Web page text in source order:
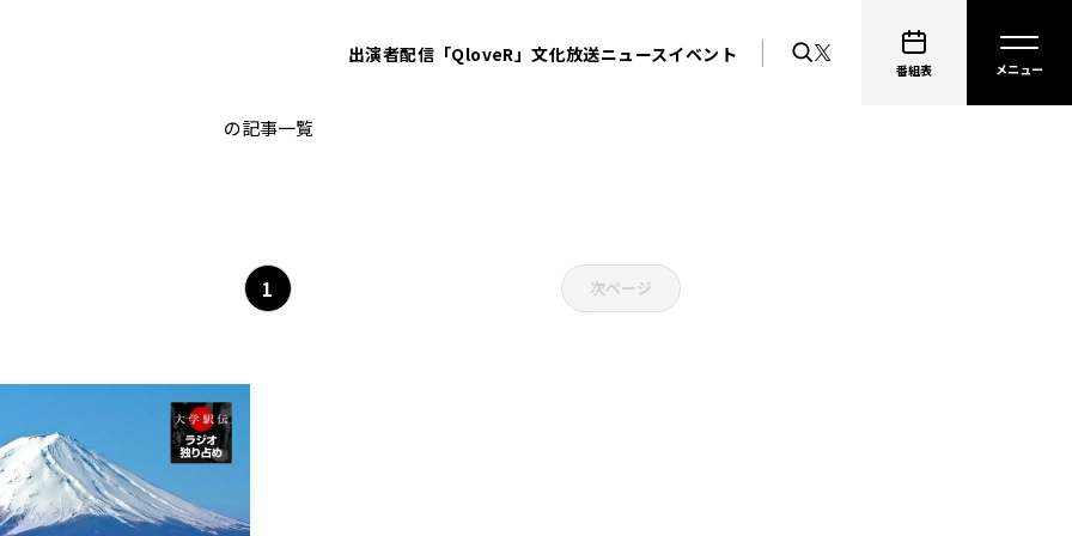
出演者配信「QloveR」文化放送ニュースイベント
番組表
の記事一覧
1 次ページ